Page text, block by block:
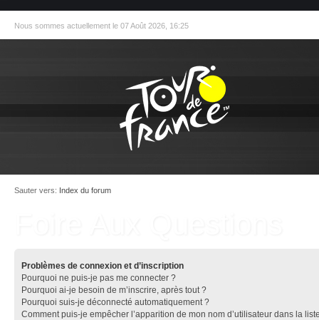
Nous sommes actuellement le 07 Août 2026, 16:25
Sauter vers: Index du forum
Problèmes de connexion et d’inscription
Pourquoi ne puis-je pas me connecter ?
Pourquoi ai-je besoin de m’inscrire, après tout ?
Pourquoi suis-je déconnecté automatiquement ?
Comment puis-je empêcher l’apparition de mon nom d’utilisateur dans la